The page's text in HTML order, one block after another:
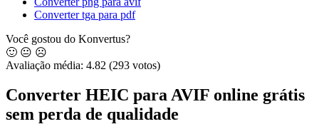
Converter tga para pdf
Você gostou do Konvertus?
🙂 😐 ☹️
Avaliação média: 4.82 (293 votos)
Converter HEIC para AVIF online grátis
sem perda de qualidade